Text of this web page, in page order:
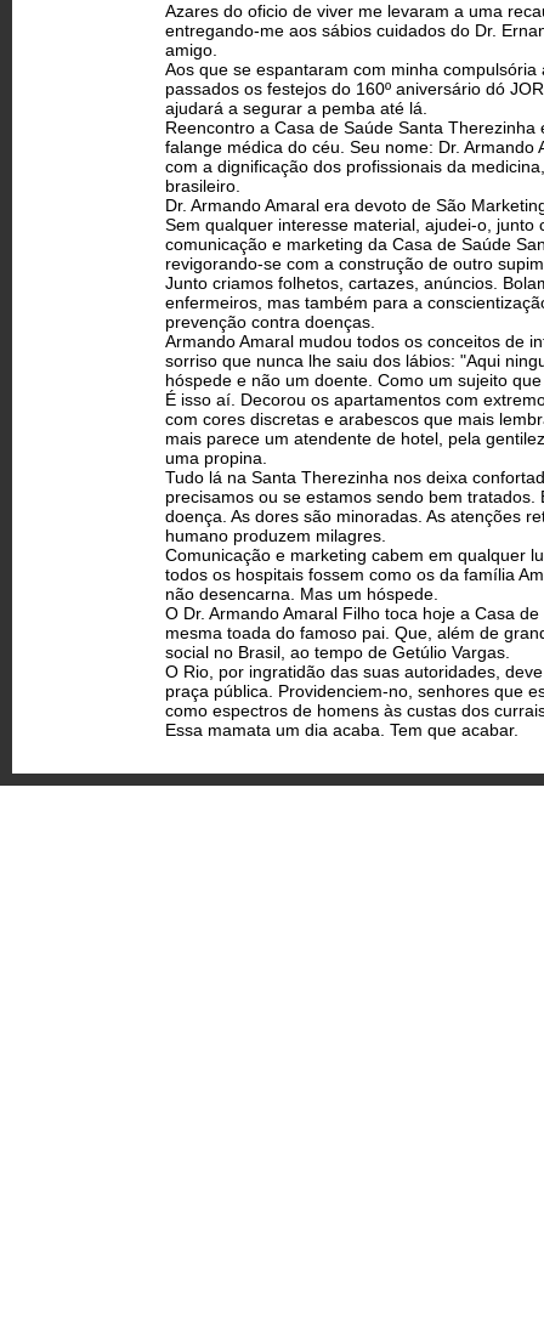
Azares do oficio de viver me levaram a uma
entregando-me aos sábios cuidados do Dr.
amigo.
Aos que se espantaram com minha
passados os festejos do 160º aniversário dó
ajudará a segurar a pemba até lá.
Reencontro a Casa de Saúde Santa
falange médica do céu. Seu nome: Dr.
com a dignificação dos profissionais da
brasileiro.
Dr. Armando Amaral era devoto de São
Sem qualquer interesse material, ajudei-o,
comunicação e marketing da Casa de Saúde
revigorando-se com a construção de outro
Junto criamos folhetos, cartazes, anúncios.
enfermeiros, mas também para a
prevenção contra doenças.
Armando Amaral mudou todos os conceitos de
sorriso que nunca lhe saiu dos lábios: "Aqui
hóspede e não um doente. Como um sujeito
É isso aí. Decorou os apartamentos com
com cores discretas e arabescos que mais
mais parece um atendente de hotel, pela
uma propina.
Tudo lá na Santa Therezinha nos deixa
precisamos ou se estamos sendo bem
doença. As dores são minoradas. As atenções
humano produzem milagres.
Comunicação e marketing cabem em qualquer
todos os hospitais fossem como os da família
não desencarna. Mas um hóspede.
O Dr. Armando Amaral Filho toca hoje a Casa
mesma toada do famoso pai. Que, além de
social no Brasil, ao tempo de Getúlio Vargas.
O Rio, por ingratidão das suas autoridades,
praça pública. Providenciem-no, senhores que
como espectros de homens às custas dos
Essa mamata um dia acaba. Tem que acabar.